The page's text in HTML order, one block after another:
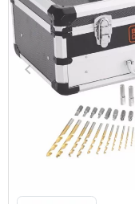
Précédent
keyboard_arrow_left